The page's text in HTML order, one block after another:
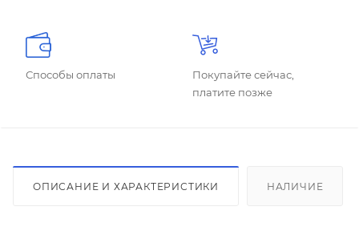
Способы оплаты
Покупайте сейчас,
платите позже
ОПИСАНИЕ И ХАРАКТЕРИСТИКИ НАЛИЧИЕ